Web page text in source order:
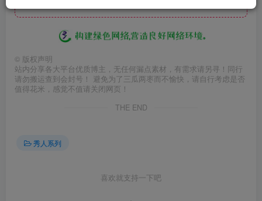
© 版权声明
站内分享各大平台优质博主，无任何漏点素材，有需求请另寻！同行
请勿搬运查到会封号！ 避免为了三瓜两枣而不愉快，请自行考虑是否
值得花米，感觉不值请关闭网页！
THE END
秀人系列
喜欢就支持一下吧